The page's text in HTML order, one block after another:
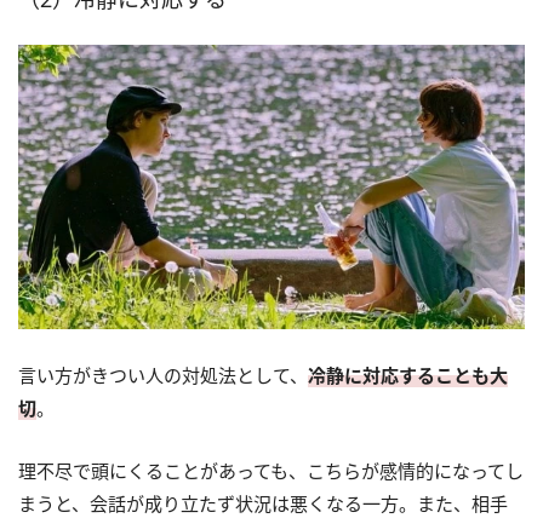
言い方がきつい人の対処法として、 冷静に対応することも大
切。
理不尽で頭にくることがあっても、こちらが感情的になってし
まうと、会話が成り立たず状況は悪くなる一方。また、相手